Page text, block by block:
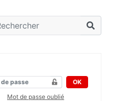
OK
Mot de passe oublié